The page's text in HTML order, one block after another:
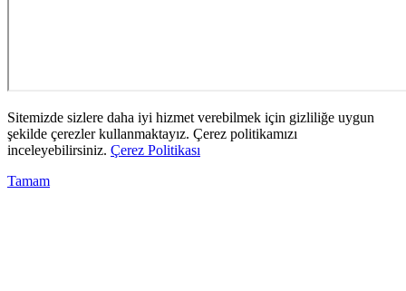
Sitemizde sizlere daha iyi hizmet verebilmek için gizliliğe uygun
şekilde çerezler kullanmaktayız. Çerez politikamızı
inceleyebilirsiniz. Çerez Politikası
Tamam